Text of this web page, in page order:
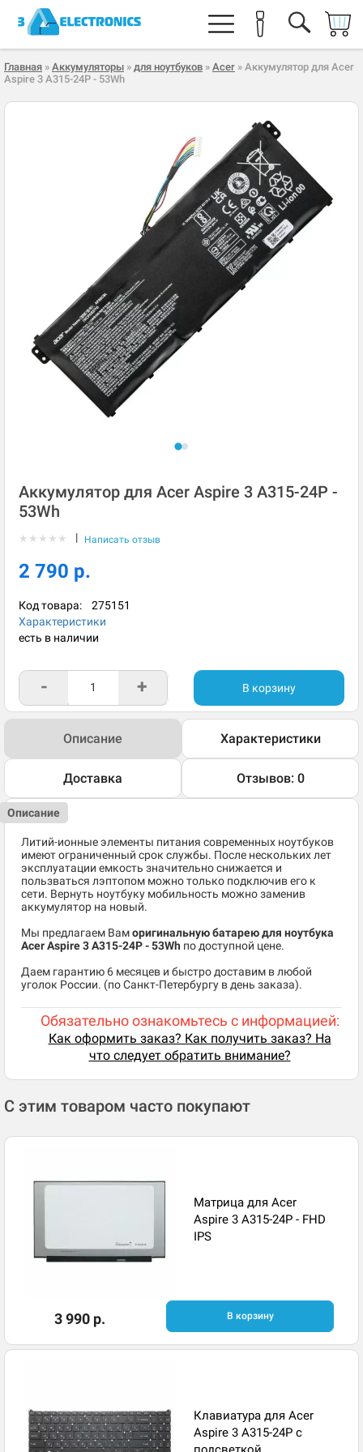
Главная » Аккумуляторы » для ноутбуков » Acer » Аккумулятор для Acer
Aspire 3 A315-24P - 53Wh
Аккумулятор для Acer Aspire 3 A315-24P -
53Wh
★ ★ ★ ★ ★ | Написать отзыв
2 790 р.
Код товара: 275151
Характеристики
есть в наличии
- + В корзину
Описание Характеристики
Доставка Отзывов: 0
Описание
Литий-ионные элементы питания современных ноутбуков
имеют ограниченный срок службы. После нескольких лет
эксплуатации емкость значительно снижается и
пользваться лэптопом можно только подключив его к
сети. Вернуть ноутбуку мобильность можно заменив
аккумулятор на новый.
Мы предлагаем Ваморигинальную батарею для ноутбука
Acer Aspire 3 A315-24P - 53Wh по доступной цене.
Даем гарантию 6 месяцев и быстро доставим в любой
уголок России. (по Санкт-Петербургу в день заказа).
Обязательно ознакомьтесь с информацией:
Как оформить заказ? Как получить заказ? На
что следует обратить внимание?
С этим товаром часто покупают
Матрица для Acer
Aspire 3 A315-24P - FHD
IPS
3 990 р. В корзину
Клавиатура для Acer
Aspire 3 A315-24P с